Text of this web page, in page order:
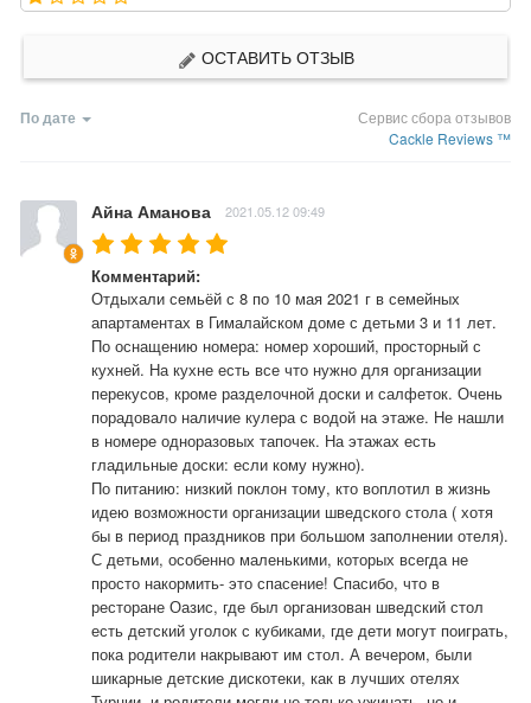
ОСТАВИТЬ ОТЗЫВ
По дате
Сервис сбора отзывов
Cackle Reviews ™
Айна Аманова 2021.05.12 09:49
Комментарий:
Отдыхали семьёй с 8 по 10 мая 2021 г в семейных
апартаментах в Гималайском доме с детьми 3 и 11 лет.
По оснащению номера: номер хороший, просторный с
кухней. На кухне есть все что нужно для организации
перекусов, кроме разделочной доски и салфеток. Очень
порадовало наличие кулера с водой на этаже. Не нашли
в номере одноразовых тапочек. На этажах есть
гладильные доски: если кому нужно).
По питанию: низкий поклон тому, кто воплотил в жизнь
идею возможности организации шведского стола ( хотя
бы в период праздников при большом заполнении отеля).
С детьми, особенно маленькими, которых всегда не
просто накормить- это спасение! Спасибо, что в
ресторане Оазис, где был организован шведский стол
есть детский уголок с кубиками, где дети могут поиграть,
пока родители накрывают им стол. А вечером, были
шикарные детские дискотеки, как в лучших отелях